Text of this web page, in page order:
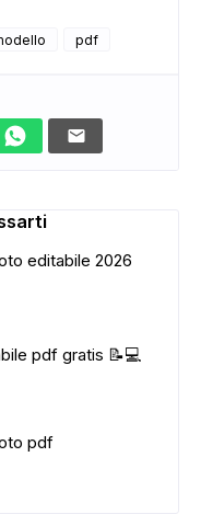
pdf
editabile 2026
pdf gratis 📝💻
pdf